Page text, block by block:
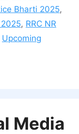
Bharti 2025,
, RRC NR
Upcoming
Media